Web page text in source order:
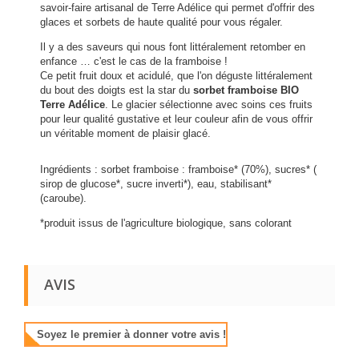
savoir-faire artisanal de Terre Adélice qui permet d'offrir des
glaces et sorbets de haute qualité pour vous régaler.
Il y a des saveurs qui nous font littéralement retomber en
enfance … c'est le cas de la framboise !
Ce petit fruit doux et acidulé, que l'on déguste littéralement
du bout des doigts est la star du sorbet framboise BIO
Terre Adélice . Le glacier sélectionne avec soins ces fruits
pour leur qualité gustative et leur couleur afin de vous offrir
un véritable moment de plaisir glacé.
Ingrédients : sorbet framboise : framboise* (70%), sucres* (
sirop de glucose*, sucre inverti*), eau, stabilisant*
(caroube).
*produit issus de l'agriculture biologique, sans colorant
AVIS
Soyez le premier à donner votre avis !